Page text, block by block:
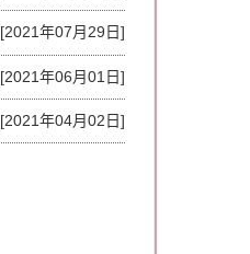
[2021年07月29日]
[2021年06月01日]
[2021年04月02日]